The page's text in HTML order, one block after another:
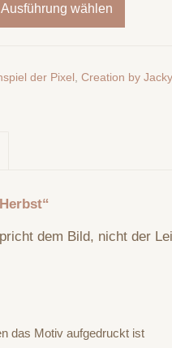
Ausführung wählen
der Pixel Creation by
dem Bild, nicht der
das Motiv aufgedruckt ist